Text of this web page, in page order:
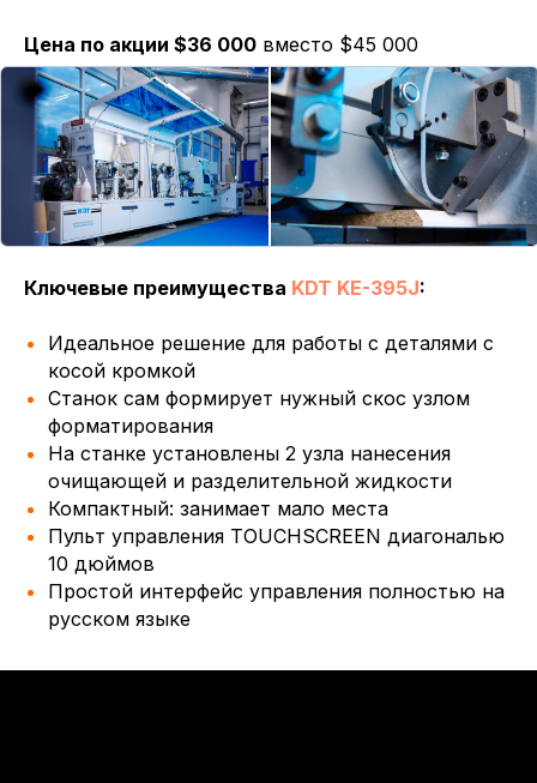
Цена по акции $36 000 вместо $45 000
Ключевые преимущества KDT KE-395J:
Идеальное решение для работы с деталями с
косой кромкой
Станок сам формирует нужный скос узлом
форматирования
На станке установлены 2 узла нанесения
очищающей и разделительной жидкости
Компактный: занимает мало места
Пульт управления TOUCHSCREEN диагональю
10 дюймов
Простой интерфейс управления полностью на
русском языке